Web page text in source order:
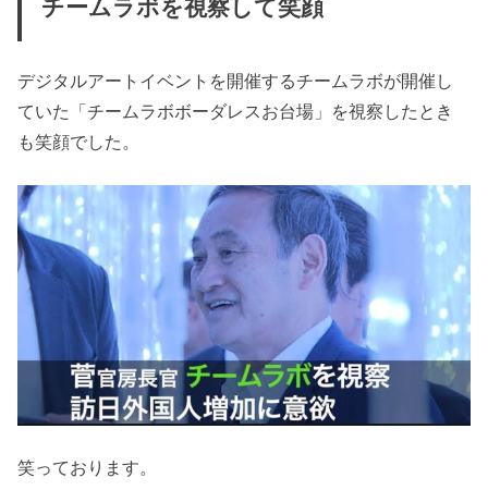
チームラボを視察して笑顔
デジタルアートイベントを開催するチームラボが開催し
ていた「チームラボボーダレスお台場」を視察したとき
も笑顔でした。
笑っております。